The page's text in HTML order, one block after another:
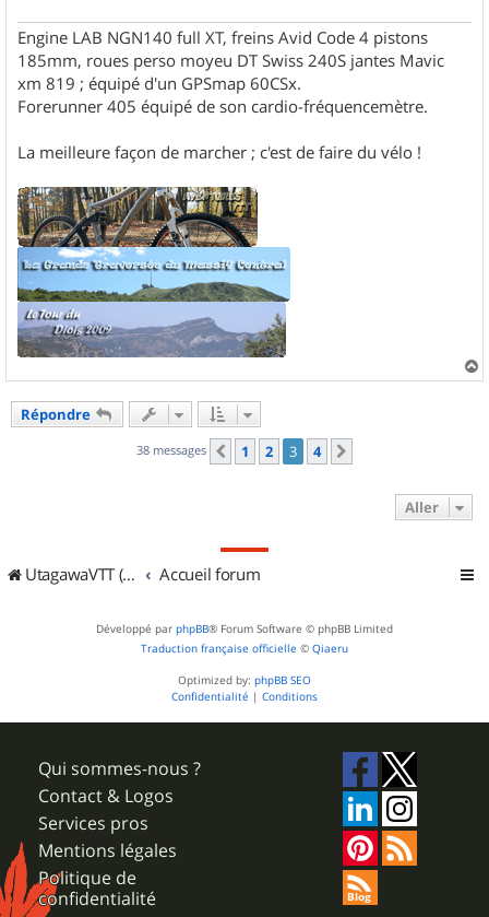
Engine LAB NGN140 full XT, freins Avid Code 4 pistons
185mm, roues perso moyeu DT Swiss 240S jantes Mavic
xm 819 ; équipé d'un GPSmap 60CSx.
Forerunner 405 équipé de son cardio-fréquencemètre.
La meilleure façon de marcher ; c'est de faire du vélo !
a
Répondre
38 messages Précédent
1 2 3 4
Aller
UtagawaVTT (Randos VTT et VTTAE avec traces GPS) Accueil forum
Développé par phpBB® Forum Software © phpBB Limited
Traduction française officielle © Qiaeru
Optimized by: phpBB SEO
Confidentialité | Conditions
Qui sommes-nous ?
Contact & Logos
Services pros
Mentions légales
Politique de
confidentialité